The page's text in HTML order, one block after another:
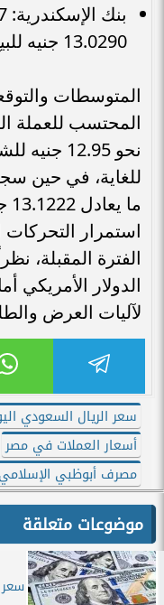
13.0290 جنيه للبيع.
المتوسطات
المحتسب للعملة
نحو
للغاية، في حين
استمرار التحركات
الفترة المقبلة،
الدولار الأمريكي
لآليات العرض
سعر الريال السعودي
أسعار العملات في مصر
مصرف أبوظبي الإسلامي
موضوعات متعلقة
سعر